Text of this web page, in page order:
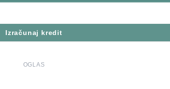
Izračunaj kredit
OGLAS